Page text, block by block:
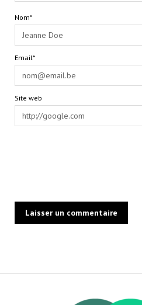
Nom*
Email*
Site web